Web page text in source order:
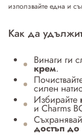
използвайте една и
Как да
Винаги ги
крем.
силен
Избирайте
и Charms
достъп